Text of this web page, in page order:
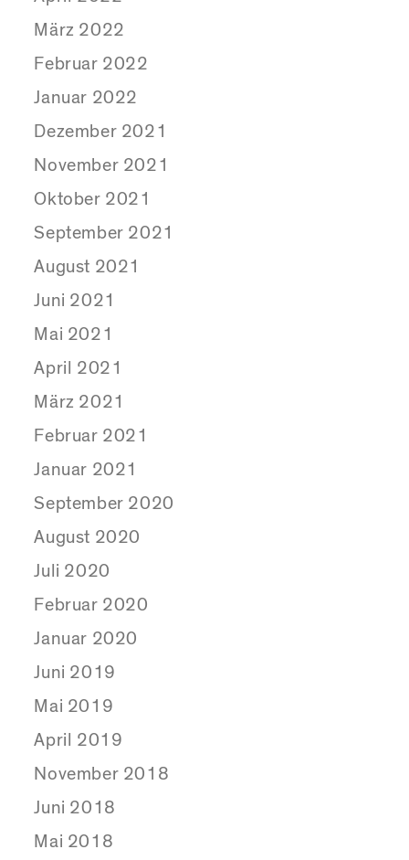
März 2022
Februar 2022
Januar 2022
Dezember 2021
November 2021
Oktober 2021
September 2021
August 2021
Juni 2021
Mai 2021
April 2021
März 2021
Februar 2021
Januar 2021
September 2020
August 2020
Juli 2020
Februar 2020
Januar 2020
Juni 2019
Mai 2019
April 2019
November 2018
Juni 2018
Mai 2018